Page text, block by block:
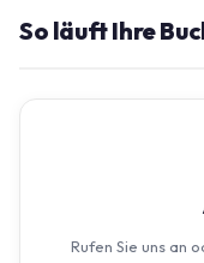
So läuft Ihre
Rufen Sie uns an